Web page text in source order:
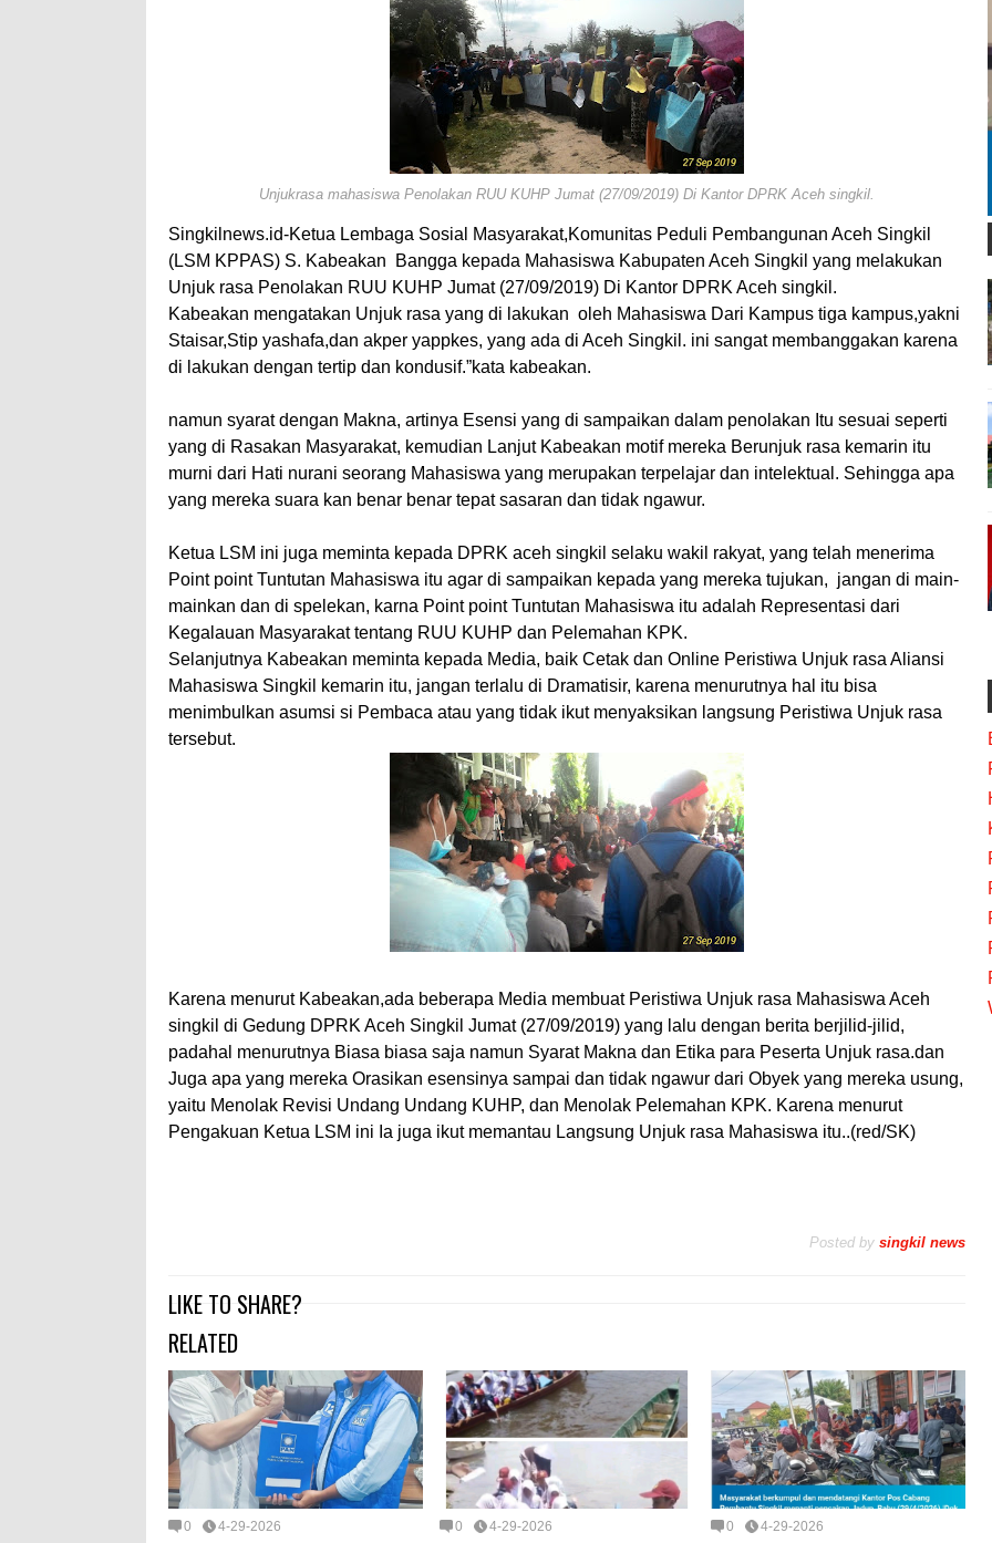
Unjukrasa mahasiswa Penolakan RUU KUHP Jumat (27/09/2019) Di Kantor DPRK Aceh singkil.
Singkilnews.id-Ketua Lembaga Sosial Masyarakat,Komunitas Peduli Pembangunan Aceh Singkil
(LSM KPPAS) S. Kabeakan
Bangga kepada Mahasiswa Kabupaten Aceh Singkil yang melakukan
Unjuk rasa Penolakan RUU KUHP Jumat (27/09/2019) Di Kantor DPRK Aceh singkil.
Kabeakan mengatakan Unjuk rasa yang di lakukan oleh Mahasiswa Dari Kampus tiga kampus,yakni
Staisar,Stip yashafa,dan akper yappkes, yang ada di Aceh Singkil. ini sangat membanggakan karena
di lakukan dengan tertip dan kondusif.”kata kabeakan.
namun syarat dengan Makna, artinya Esensi yang di sampaikan dalam penolakan Itu sesuai seperti
yang di Rasakan Masyarakat, kemudian Lanjut Kabeakan motif mereka Berunjuk rasa kemarin itu
murni dari Hati nurani seorang Mahasiswa yang merupakan terpelajar dan intelektual. Sehingga apa
yang mereka suara kan benar benar tepat sasaran dan tidak ngawur.
Ketua LSM ini juga meminta kepada DPRK aceh singkil selaku wakil rakyat, yang telah menerima
Point point Tuntutan Mahasiswa itu agar di sampaikan kepada yang mereka tujukan, jangan di main-
mainkan dan di spelekan, karna Point point Tuntutan Mahasiswa itu adalah Representasi dari
Kegalauan Masyarakat tentang RUU KUHP dan Pelemahan KPK.
Selanjutnya Kabeakan meminta kepada Media, baik Cetak dan Online Peristiwa Unjuk rasa Aliansi
Mahasiswa Singkil kemarin itu, jangan terlalu di Dramatisir, karena menurutnya hal itu bisa
menimbulkan asumsi si Pembaca atau yang tidak ikut menyaksikan langsung Peristiwa Unjuk rasa
tersebut.
Karena menurut Kabeakan,ada beberapa Media membuat Peristiwa Unjuk rasa Mahasiswa Aceh
singkil di Gedung DPRK Aceh Singkil Jumat (27/09/2019) yang lalu dengan berita berjilid-jilid,
padahal menurutnya Biasa biasa saja namun Syarat Makna dan Etika para Peserta Unjuk rasa.dan
Juga apa yang mereka Orasikan esensinya sampai dan tidak ngawur dari Obyek yang mereka usung,
yaitu Menolak Revisi Undang Undang KUHP, dan Menolak Pelemahan KPK. Karena menurut
Pengakuan Ketua LSM ini Ia juga ikut memantau Langsung Unjuk rasa Mahasiswa itu..(red/SK)
Posted by singkil news
LIKE TO SHARE?
RELATED
0 4-29-2026 0 4-29-2026 0 4-29-2026